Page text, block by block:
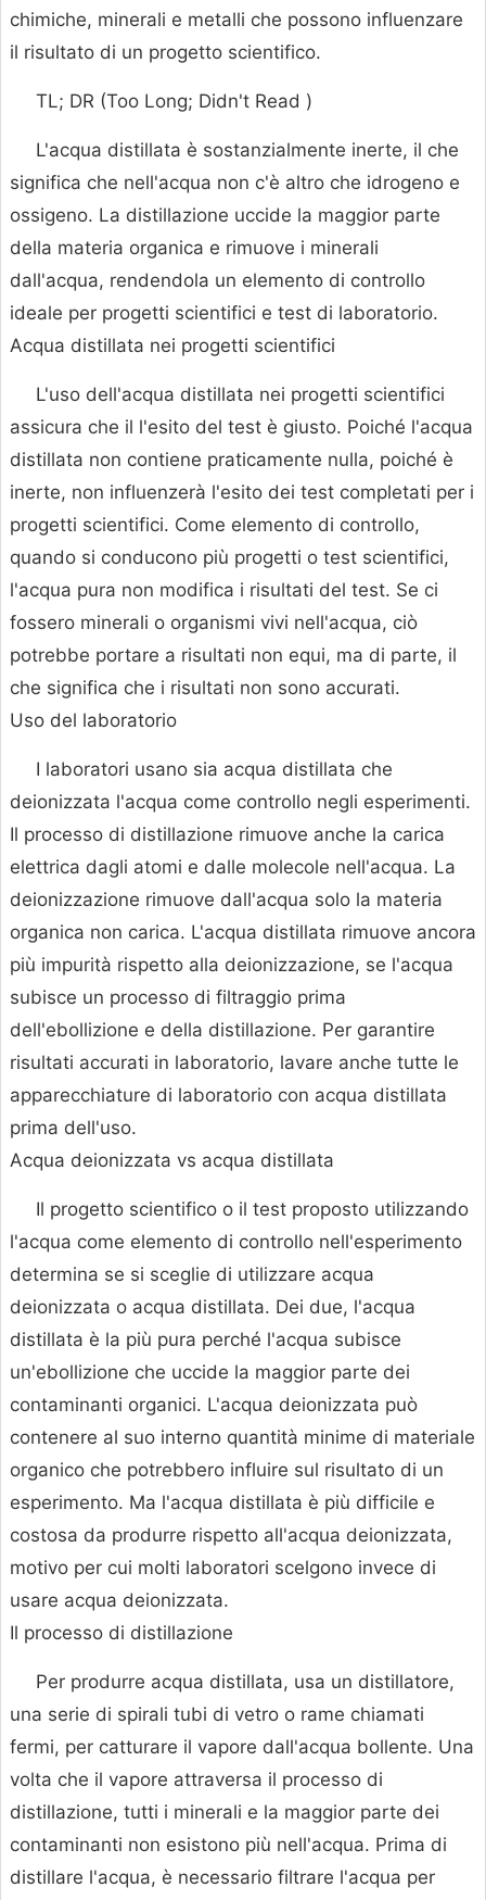
chimiche, minerali e metalli che possono influenzare
il risultato di un progetto scientifico.
TL; DR (Too Long; Didn't Read )
L'acqua distillata è sostanzialmente inerte, il che
significa che nell'acqua non c'è altro che idrogeno e
ossigeno. La distillazione uccide la maggior parte
della materia organica e rimuove i minerali
dall'acqua, rendendola un elemento di controllo
ideale per progetti scientifici e test di laboratorio.
Acqua distillata nei progetti scientifici
L'uso dell'acqua distillata nei progetti scientifici
assicura che il l'esito del test è giusto. Poiché l'acqua
distillata non contiene praticamente nulla, poiché è
inerte, non influenzerà l'esito dei test completati per i
progetti scientifici. Come elemento di controllo,
quando si conducono più progetti o test scientifici,
l'acqua pura non modifica i risultati del test. Se ci
fossero minerali o organismi vivi nell'acqua, ciò
potrebbe portare a risultati non equi, ma di parte, il
che significa che i risultati non sono accurati.
Uso del laboratorio
I laboratori usano sia acqua distillata che
deionizzata l'acqua come controllo negli esperimenti.
Il processo di distillazione rimuove anche la carica
elettrica dagli atomi e dalle molecole nell'acqua. La
deionizzazione rimuove dall'acqua solo la materia
organica non carica. L'acqua distillata rimuove ancora
più impurità rispetto alla deionizzazione, se l'acqua
subisce un processo di filtraggio prima
dell'ebollizione e della distillazione. Per garantire
risultati accurati in laboratorio, lavare anche tutte le
apparecchiature di laboratorio con acqua distillata
prima dell'uso.
Acqua deionizzata vs acqua distillata
Il progetto scientifico o il test proposto utilizzando
l'acqua come elemento di controllo nell'esperimento
determina se si sceglie di utilizzare acqua
deionizzata o acqua distillata. Dei due, l'acqua
distillata è la più pura perché l'acqua subisce
un'ebollizione che uccide la maggior parte dei
contaminanti organici. L'acqua deionizzata può
contenere al suo interno quantità minime di materiale
organico che potrebbero influire sul risultato di un
esperimento. Ma l'acqua distillata è più difficile e
costosa da produrre rispetto all'acqua deionizzata,
motivo per cui molti laboratori scelgono invece di
usare acqua deionizzata.
Il processo di distillazione
Per produrre acqua distillata, usa un distillatore,
una serie di spirali tubi di vetro o rame chiamati
fermi, per catturare il vapore dall'acqua bollente. Una
volta che il vapore attraversa il processo di
distillazione, tutti i minerali e la maggior parte dei
contaminanti non esistono più nell'acqua. Prima di
distillare l'acqua, è necessario filtrare l'acqua per